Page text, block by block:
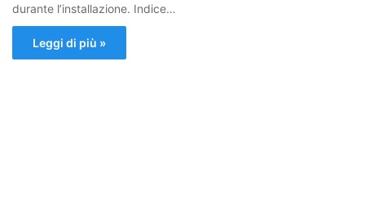
durante l’installazione. Indice…
Leggi di più »